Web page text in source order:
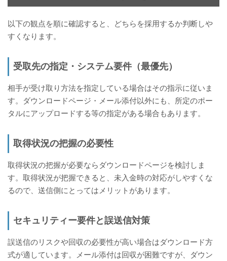
以下の観点を順に確認すると、どちらを採用するか判断しや
すくなります。
受取先の指定・システム要件（最優先）
相手が受け取り方法を指定している場合はその指示に従いま
す。ダウンロードページ・メール添付以外にも、所定のポー
タルにアップロードする等の指定がある場合もあります。
取得状況の把握の必要性
取得状況の把握が必要ならダウンロードページを検討しま
す。取得状況が把握できると、未入金時の対応がしやすくな
るので、送信側にとってはメリットがあります。
セキュリティー要件と誤送信対策
誤送信のリスクや回収の必要性が高い場合はダウンロード方
式が適しています。メール添付は回収が困難ですが、ダウン